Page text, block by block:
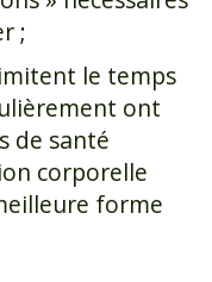
;
le temps
ont
de santé
corporelle
forme